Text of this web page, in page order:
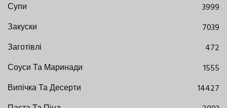
Супи
3999
Закуски
7039
Заготівлі
472
Соуси Та Маринади
1555
Випічка Та Десерти
14427